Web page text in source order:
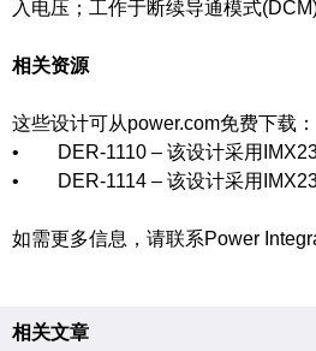
入电压；工作于断续导通模式
相关资源
这些设计可从power.com免费下载：
• DER-1110 – 该设计采用
• DER-1114 – 该设计采用
如需更多信息，请联系Power
相关文章